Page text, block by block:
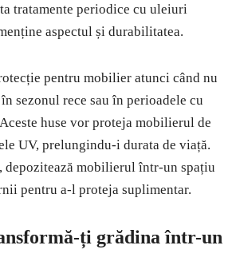
tratamente periodice cu uleiuri
aspectul și durabilitatea.
pentru mobilier atunci când nu
sezonul rece sau în perioadele cu
huse vor proteja mobilierul de
UV, prelungindu-i durata de viață.
depozitează mobilierul într-un spațiu
pentru a-l proteja suplimentar.
ți grădina într-un